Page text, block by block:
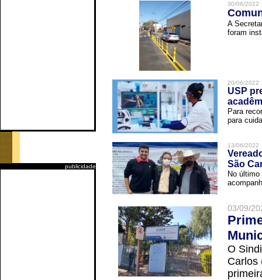
publicidade
30/06/2022
A
foram
20/06/2022
USP
Para
para
13/06/2022
São
No
03/09/
O
Carlos